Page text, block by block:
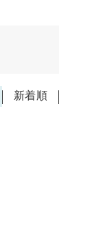
新着順